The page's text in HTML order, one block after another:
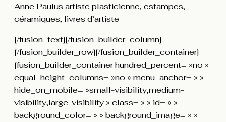
Anne Paulus artiste plasticienne, estampes,
céramiques, livres d’artiste
[/fusion_text][/fusion_builder_column]
[/fusion_builder_row][/fusion_builder_container]
[fusion_builder_container hundred_percent= »no »
equal_height_columns= »no » menu_anchor= » »
hide_on_mobile= »small-visibility,medium-
visibility,large-visibility » class= » » id= » »
background_color= » » background_image= » »